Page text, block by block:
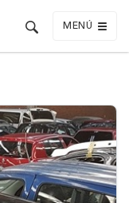
MENÚ